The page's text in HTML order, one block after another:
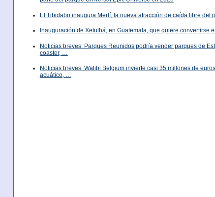
El Tibidabo inaugura Merlí, la nueva atracción de caída libre del
Inauguración de Xetulhá, en Guatemala, que quiere convertirse
Noticias breves: Parques Reunidos podría vender parques de
coaster, …
Noticias breves: Walibi Belgium invierte casi 35 millones de
acuático, …